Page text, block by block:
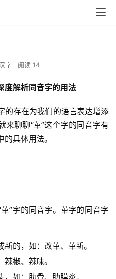
字 阅读 14
度解析同音字的用法
存在为我们的语言表达增添
来聊聊“革”这个字的同音字有
具体用法。
字的同音字。革字的同音字
的，如：改革、革新。
椒、辣味。
如：肋骨、肋膜炎。